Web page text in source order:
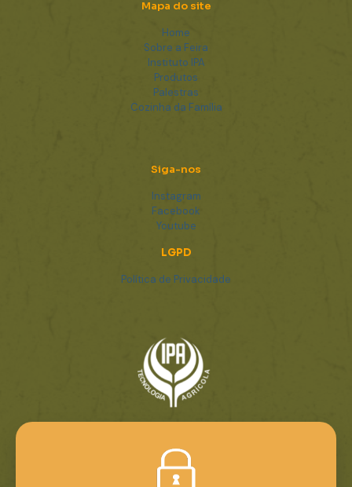
Mapa do site
Home
Sobre a Feira
Instituto IPA
Produtos
Palestras
Cozinha da Família
Siga-nos
Instagram
Facebook
Youtube
LGPD
Política de Privacidade